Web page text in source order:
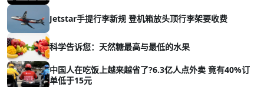
Jetstar手提行李新规 登机箱放头顶行李架要收费
科学告诉您：天然糖最高与最低的水果
中国人在吃饭上越来越省了?6.3亿人点外卖 竟有40%订
单低于15元